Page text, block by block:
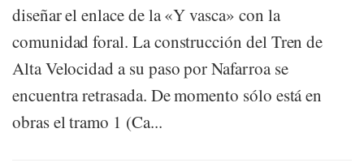
diseñar el enlace de la «Y vasca» con la
comunidad foral. La construcción del Tren de
Alta Velocidad a su paso por Nafarroa se
encuentra retrasada. De momento sólo está en
obras el tramo 1 (Ca...